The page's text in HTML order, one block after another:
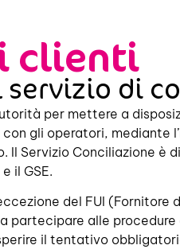
clienti
di
per mettere a
gli operatori,
Il Servizio Conciliazione
il GSE.
del FUI
a partecipare alle
il tentativo